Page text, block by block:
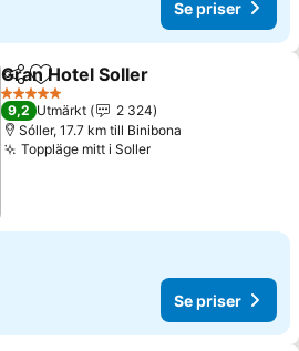
Se priser
Dela Lägg till i Mina Favoriter
Gran Hotel Soller
5 Stjärnor
9,2 Utmärkt
2 324
Sóller, 17.7 km till Binibona
Toppläge mitt i SollerSe priser
Se priser